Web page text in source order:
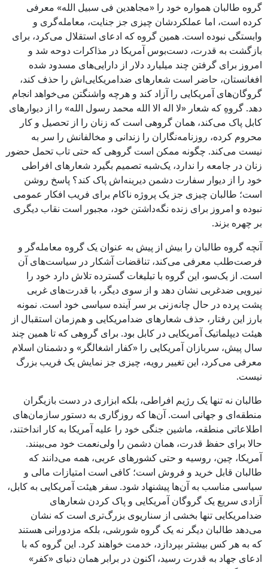
گروه طالبان همواره خود را «مجاهدین فی سبیل الله» معرفی
کرده است، اما عملکردشان چیزی جز جنایت، معامله‌گری و
وابستگی نبوده است. همین گروه که ادعای استقلال می‌کرد، برای
بازگشت به قدرت، دست‌بوس آمریکا در مذاکرات دوحه شد و
امروز برای گرفتن چند میلیارد دلار از دارایی‌های مسدود شده
افغانستان، حاضر است شعارهای ضدامریکایی‌اش را حذف کند،
گروگان‌های آمریکایی را آزاد کند و هرچه واشنگتن می‌خواهد انجام
دهد. گروهِ که شعار «لا اله الا الله محمد رسول الله» را از دیوارهای
کابل پاک می‌کند، همان گروهی است که زنان را از تحصیل و کار
محروم کرده، روزنامه‌نگاران را زندانی و مخالفانش را سر به
نیست می‌کند. چگونه ممکن است گروهی که حتی تاب تحمل حضور
زنان در جامعه را ندارد، یک‌شبه تصمیم بگیرد شعارهای افراطی
خود را از دیوار سفارت دشمن دیرینه‌اش پاک کند؟ پاسخ روشن
است؛ طالبان چیزی جز یک پروژه ناکام برای فریب افکار عمومی
نبوده و امروز برای زنده نگه‌داشتن خود، مجبور است نقاب دیگری
بر چهره بزند.
آنچه گروه طالبان را بیش از پیش به عنوان یک گروه معامله‌گر و
فرصت‌طلب معرفی می‌کند، تناقضات آشکار در سیاست‌های آن
است. از یک‌سو، این گروه با تبلیغات گسترده تلاش دارد خود را
نیرویی ضدغربی نشان دهد و از سوی دیگر، با قدرت‌های غربی
پشت پرده در حال چانه‌زنی بر سر آینده سیاسی خود است. نمونه
بارز این رفتار، حذف شعارهای ضدامریکایی و هم‌زمان استقبال از
هیئت دیپلماتیک آمریکایی در کابل بود. برای گروهی که تا همین چند
سال پیش، سربازان آمریکایی را «کفار اشغالگر» و دشمنان اسلام
معرفی می‌کرد، این تغییر رویه، چیزی جز نمایش یک فریب بزرگ
نیست.
طالبان نه تنها یک رژیم افراطی، بلکه ابزاری در دست بازیگران
منطقه‌ای و جهانی است. آن‌ها که روزگاری به دستور سازمان‌های
اطلاعاتی منطقه، ماشین جنگی خود را علیه آمریکا به کار انداختند،
حالا برای حفظ قدرت، همان دشمن را ولی‌نعمت خود می‌بینند.
آمریکا، چین، روسیه و حتی کشورهای عربی، همه می‌دانند که
طالبان قابل خرید و فروش است؛ کافی است امتیازات مالی و
سیاسی مناسب به آن‌ها پیشنهاد شود. سفر هیئت آمریکایی به کابل،
آزادی سریع یک گروگان آمریکایی و پاک کردن شعارهای
ضدامریکایی تنها بخشی از سناریوی بزرگ‌تری است که نشان
می‌دهد طالبان دیگر نه یک گروه شورشی، بلکه مزدورانی هستند
که به هر کس بیشتر بپردازد، خدمت خواهند کرد. این گروه که با
ادعای جهاد به قدرت رسید، اکنون در برابر همان دنیای «کفر»